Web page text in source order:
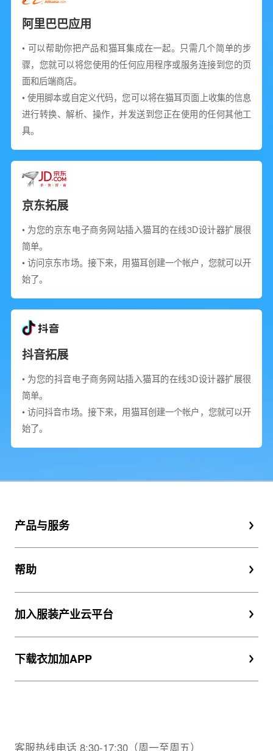
阿里巴巴应用
• 可以帮助你把产品和猫耳集成在一起。只需几个简单的步
骤，您就可以将您使用的任何应用程序或服务连接到您的页
面和后端商店。
• 使用脚本或自定义代码，您可以将在猫耳页面上收集的信息
进行转换、解析、操作，并发送到您正在使用的任何其他工
具。
京东拓展
• 为您的京东电子商务网站插入猫耳的在线3D设计器扩展很
简单。
• 访问京东市场。接下来，用猫耳创建一个帐户，您就可以开
始了。
抖音拓展
• 为您的抖音电子商务网站插入猫耳的在线3D设计器扩展很
简单。
• 访问抖音市场。接下来，用猫耳创建一个帐户，您就可以开
始了。
产品与服务
帮助
加入服装产业云平台
下载衣加加APP
客服热线电话 8:30-17:30（周一至周五）